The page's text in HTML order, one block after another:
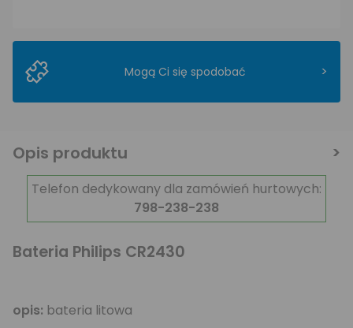
Mogą Ci się spodobać >
Opis produktu
Telefon dedykowany dla zamówień hurtowych:
798-238-238
Bateria Philips CR2430
opis: bateria litowa